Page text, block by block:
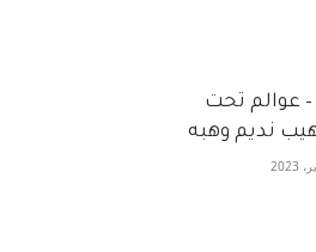
– عوالم تحت
نديم وهبه